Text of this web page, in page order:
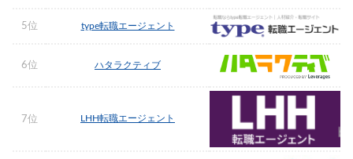
5位 type転職エージェント
6位 ハタラクティブ
7位 LHH転職エージェント